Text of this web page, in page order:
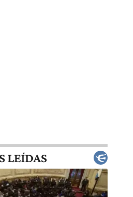
LEÍDAS